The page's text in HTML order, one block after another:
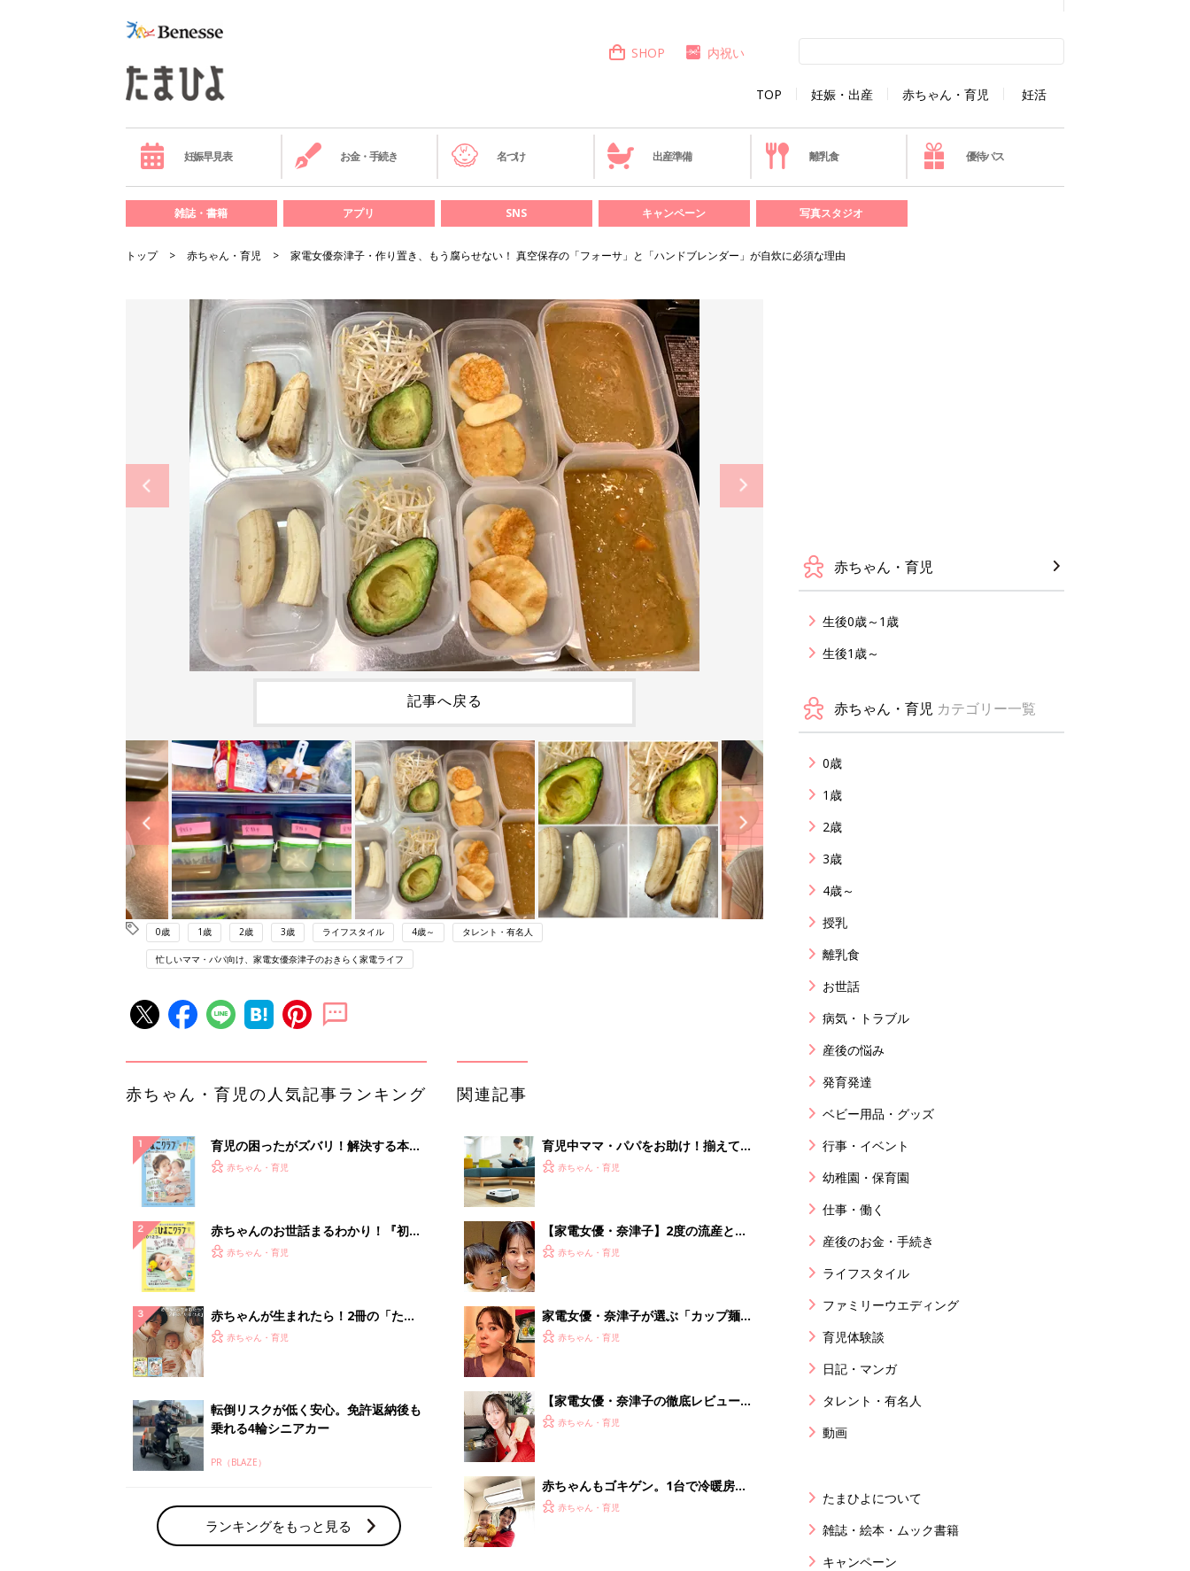
TOP 妊娠・出産 赤ちゃん・育児 妊活
SHOP 内祝い
妊娠早見表 お金・手続き 名づけ 出産準備 離乳食 優待パス
雑誌・書籍 アプリ SNS キャンペーン 写真スタジオ
トップ 赤ちゃん・育児 家電女優奈津子・作り置き、もう腐らせない！ 真空保存の「フォーサ」と「ハンドブレンダー」が自炊に必須な理由
記事へ戻る
0歳 1歳 2歳 3歳 ライフスタイル 4歳～ タレント・有名人
忙しいママ・パパ向け、家電女優奈津子のおきらく家電ライフ
赤ちゃん・育児の人気記事ランキング
育児の困ったがズバリ！解決する本
『ひよこクラブ 夏号』 4カ月～2才
赤ちゃん・育児
赤ちゃんのお世話まるわかり！『初め
てのひよこクラブ 夏号』〈巻頭大特
解決テク
赤ちゃん・育児
赤ちゃんが生まれたら！2冊の「たま
ひよ」
赤ちゃん・育児
転倒リスクが低く安心。免許返納後も
乗れる4輪シニアカー
PR（BLAZE）
ランキングをもっと見る
関連記事
育児中ママ・パパをお助け！揃えてお
きたい家電5選
赤ちゃん・育児
【家電女優・奈津子】2度の流産と不
育症を経ての出産を振り返り。2歳児
赤ちゃん・育児
家電女優・奈津子が選ぶ「カップ麺・
冷凍食品・惣菜」のポテンシャルを底
赤ちゃん・育児
【家電女優・奈津子の徹底レビュー】
絶品！低糖質パン&生食パンを実現。
赤ちゃん・育児
赤ちゃんもゴキゲン。1台で冷暖房＋
「換気」が叶うエアコンの使い心地
赤ちゃん・育児
赤ちゃん・育児
生後0歳～1歳
生後1歳～
赤ちゃん・育児 カテゴリー一覧
0歳
1歳
2歳
3歳
4歳～
授乳
離乳食
お世話
病気・トラブル
産後の悩み
発育発達
ベビー用品・グッズ
行事・イベント
幼稚園・保育園
仕事・働く
産後のお金・手続き
ライフスタイル
ファミリーウエディング
育児体験談
日記・マンガ
タレント・有名人
動画
たまひよについて
雑誌・絵本・ムック書籍
キャンペーン